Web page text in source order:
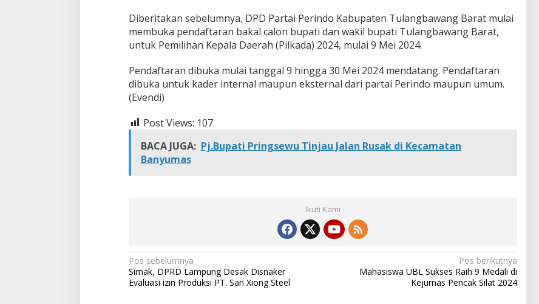
m
u
l
i
d
P
a
t
i
P
e
Diberitakan sebelumnya, DPD Partai Perindo Kabupaten Tulangbawang Barat mulai
membuka pendaftaran bakal calon bupati dan wakil bupati Tulangbawang Barat,
untuk Pemilihan Kepala Daerah (Pilkada) 2024, mulai 9 Mei 2024.
Pendaftaran dibuka mulai tanggal 9 hingga 30 Mei 2024 mendatang. Pendaftaran
dibuka untuk kader internal maupun eksternal dari partai Perindo maupun umum.
(Evendi)
Post Views: 107
BACA JUGA: Pj.Bupati Pringsewu Tinjau Jalan Rusak di Kecamatan
Banyumas
Ikuti Kami
N
a
Pos sebelumnya
Simak, DPRD Lampung Desak Disnaker
Evaluasi izin Produksi PT. San Xiong Steel
Pos berikutnya
Mahasiswa UBL Sukses Raih 9 Medali di
Kejurnas Pencak Silat 2024